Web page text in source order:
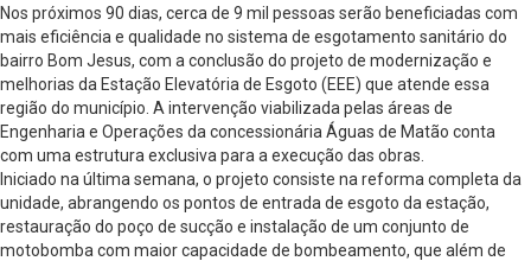
Nos próximos 90 dias, cerca de 9 mil pessoas serão beneficiadas com
mais eficiência e qualidade no sistema de esgotamento sanitário do
bairro Bom Jesus, com a conclusão do projeto de modernização e
melhorias da Estação Elevatória de Esgoto (EEE) que atende essa
região do município. A intervenção viabilizada pelas áreas de
Engenharia e Operações da concessionária Águas de Matão conta
com uma estrutura exclusiva para a execução das obras.
Iniciado na última semana, o projeto consiste na reforma completa da
unidade, abrangendo os pontos de entrada de esgoto da estação,
restauração do poço de sucção e instalação de um conjunto de
motobomba com maior capacidade de bombeamento, que além de